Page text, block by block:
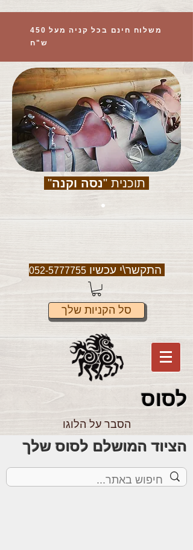
משלוח חינם בכל קניה מעל 450
ש"ח
תוכנית "נסה וקנה"
התקשר\י עכשיו052-5777755
סל הקניות שלך
לסוס
הסבר על הלוגו
הציוד המושלם לסוס שלך